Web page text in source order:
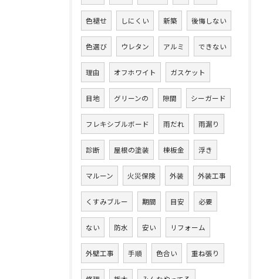
色褪せ しにくい 新築 後悔しない
色選び ウレタン アルミ できない
理由 オフホワイト ガスケット
目地 グリーンの 隙間 シーガード
フレキシブルボード 雨だれ 雨漏り
診断 屋根の塗装 棟板金 浮き
マルーン 火災保険 外装 外装工事
くすみブルー 期間 目安 必要
ない 防水 安い リフォーム
外壁工事 手順 色合い 重ね張り